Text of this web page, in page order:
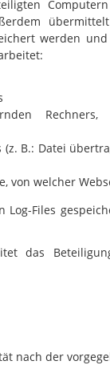
werden
(z. B.: Datei
von welcher
Files
das
nach der